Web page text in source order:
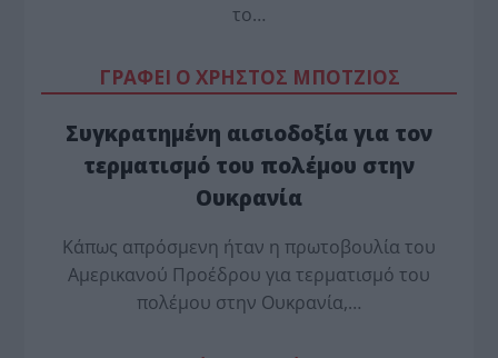
το…
ΓΡΑΦΕΙ Ο ΧΡΗΣΤΟΣ ΜΠΟΤΖΙΟΣ
Συγκρατημένη αισιοδοξία για τον
τερματισμό του πολέμου στην
Ουκρανία
Κάπως απρόσμενη ήταν η πρωτοβουλία του
Αμερικανού Προέδρου για τερματισμό του
πολέμου στην Ουκρανία,…